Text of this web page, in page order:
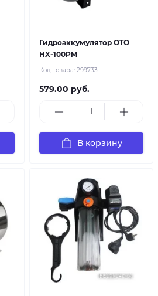
Гидроаккумулятор OTO
HX-100PM
Код товара: 299733
579.00 руб.
В корзину